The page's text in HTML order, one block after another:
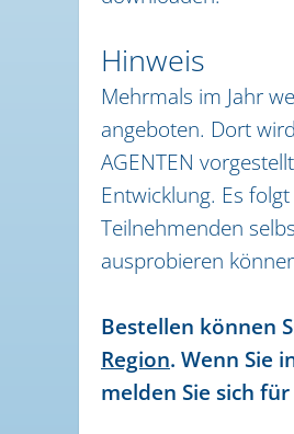
Hinweis
Mehrmals im Jahr
angeboten. Dort
AGENTEN
Entwicklung. Es
Teilnehmenden
ausprobieren
Bestellen können
Region. Wenn Sie
melden Sie sich